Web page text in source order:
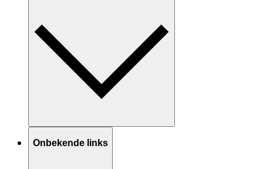
Onbekende links